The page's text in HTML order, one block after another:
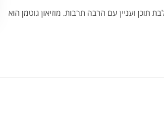
ועניין עם הרבה תרבות. מוזיאון גוטמן הוא